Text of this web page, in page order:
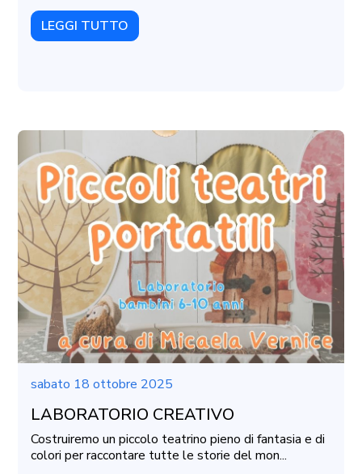
LEGGI TUTTO
sabato 18 ottobre 2025
LABORATORIO CREATIVO
Costruiremo un piccolo teatrino pieno di fantasia e di
colori per raccontare tutte le storie del mon...